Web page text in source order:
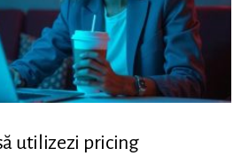
utilizezi pricing